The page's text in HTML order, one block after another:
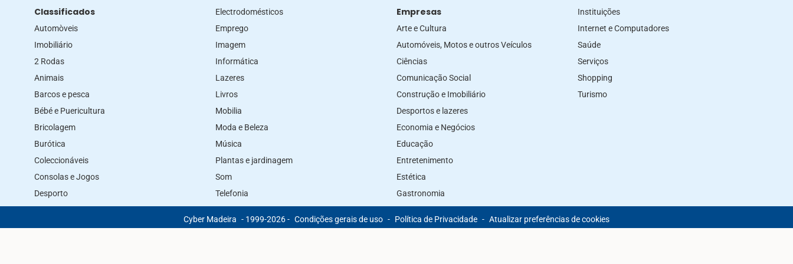
Classificados
Automòveis
Imobiliário
2 Rodas
Animais
Barcos e pesca
Bébé e Puericultura
Bricolagem
Burótica
Coleccionáveis
Consolas e Jogos
Desporto
Electrodomésticos
Emprego
Imagem
Informática
Lazeres
Livros
Mobilia
Moda e Beleza
Música
Plantas e jardinagem
Som
Telefonia
Empresas
Arte e Cultura
Automóveis, Motos e outros Veículos
Ciências
Comunicação Social
Construção e Imobiliário
Desportos e lazeres
Economia e Negócios
Educação
Entretenimento
Estética
Gastronomia
Instituições
Internet e Computadores
Saúde
Serviços
Shopping
Turismo
Cyber Madeira - 1999-2026 - Condições gerais de uso - Política de Privacidade - Atualizar preferências de cookies